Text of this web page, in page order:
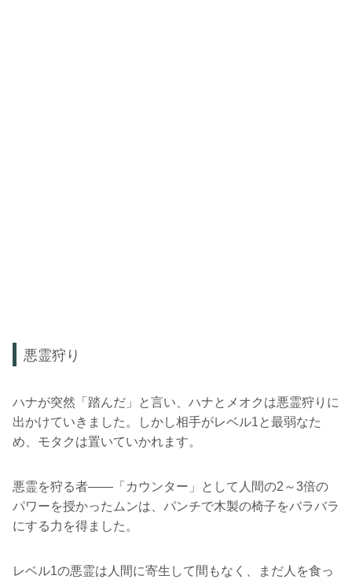
悪霊狩り
ハナが突然「踏んだ」と言い、ハナとメオクは悪霊狩りに
出かけていきました。しかし相手がレベル1と最弱なた
め、モタクは置いていかれます。
悪霊を狩る者――「カウンター」として人間の2～3倍の
パワーを授かったムンは、パンチで木製の椅子をバラバラ
にする力を得ました。
レベル1の悪霊は人間に寄生して間もなく、まだ人を食っ